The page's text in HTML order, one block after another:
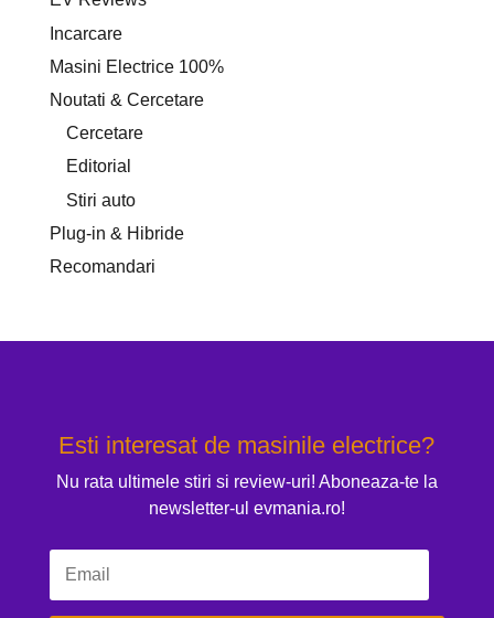
Incarcare
Masini Electrice 100%
Noutati & Cercetare
Cercetare
Editorial
Stiri auto
Plug-in & Hibride
Recomandari
Esti interesat de masinile electrice?
Nu rata ultimele stiri si review-uri! Aboneaza-te la
newsletter-ul evmania.ro!